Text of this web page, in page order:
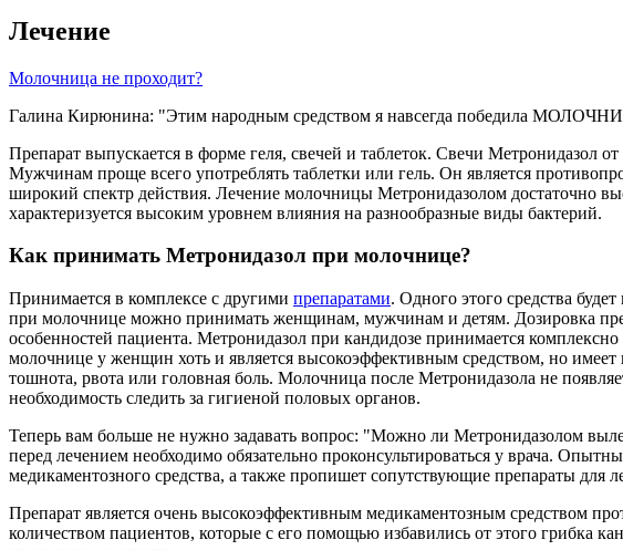
Лечение
Молочница не проходит?
Галина Кирюнина: "Этим народным средством я навсегда победила
Препарат выпускается в форме геля, свечей и таблеток. Свечи Метронидазол
Мужчинам проще всего употреблять таблетки или гель. Он является
широкий спектр действия. Лечение молочницы Метронидазолом достаточно
характеризуется высоким уровнем влияния на разнообразные виды бактерий.
Как принимать Метронидазол при молочнице?
Принимается в комплексе с другими препаратами. Одного этого средства
при молочнице можно принимать женщинам, мужчинам и детям. Дозировка
особенностей пациента. Метронидазол при кандидозе принимается
молочнице у женщин хоть и является высокоэффективным средством, но
тошнота, рвота или головная боль. Молочница после Метронидазола не
необходимость следить за гигиеной половых органов.
Теперь вам больше не нужно задавать вопрос: "Можно ли Метронидазолом
перед лечением необходимо обязательно проконсультироваться у врача.
медикаментозного средства, а также пропишет сопутствующие препараты для
Препарат является очень высокоэффективным медикаментозным средством
количеством пациентов, которые с его помощью избавились от этого грибка